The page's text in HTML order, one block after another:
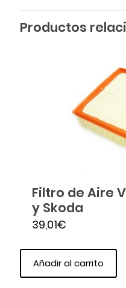
Productos
Filtro de Aire
y Skoda
39,01€
Añadir al carrito